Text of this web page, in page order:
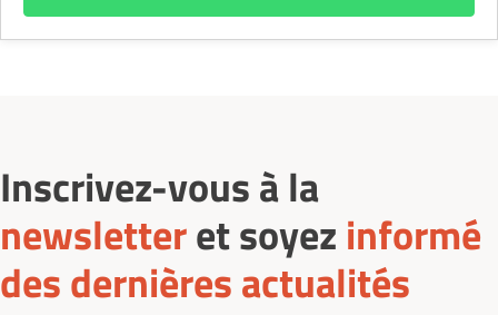
Inscrivez-vous à la
newsletteret soyez informé
des dernières actualités